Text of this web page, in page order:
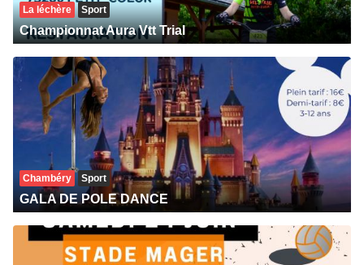
La léchère Sport
Championnat Aura Vtt Trial
Chambéry Sport
GALA DE POLE DANCE